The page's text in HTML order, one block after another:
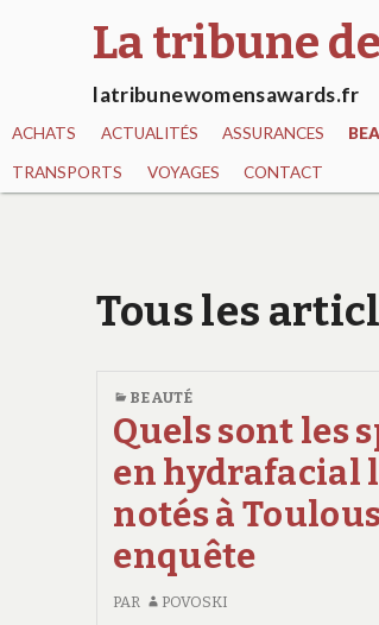
La tribune
latribunewomensawards.fr
ACHATS ACTUALITÉS ASSURANCES
TRANSPORTS VOYAGES CONTACT
Tous les
BEAUTÉ
Quels sont les
en hydrafacial
notés à
enquête
PAR POVOSKI